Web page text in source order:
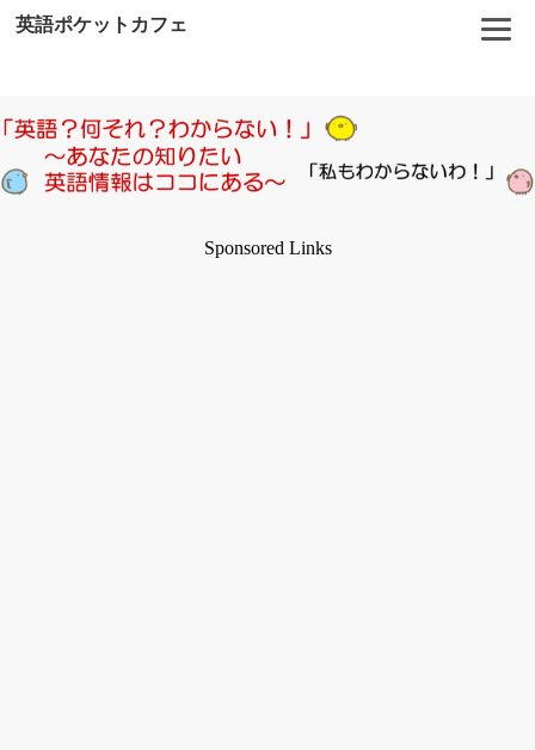
英語ポケットカフェ
Sponsored Links